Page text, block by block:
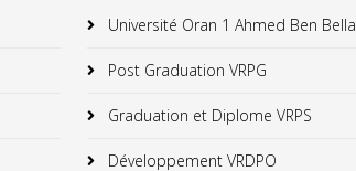
Université Oran 1 Ahmed Ben Bella
Post Graduation VRPG
Graduation et Diplome VRPS
Développement VRDPO